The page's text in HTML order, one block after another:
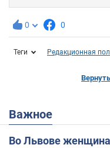
0 0
Теги Редакционная
Важное
Во Львове